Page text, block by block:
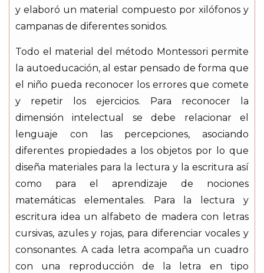
y elaboró un material compuesto por xilófonos y
campanas de diferentes sonidos.
Todo el material del método Montessori permite
la autoeducación, al estar pensado de forma que
el niño pueda reconocer los errores que comete
y repetir los ejercicios. Para reconocer la
dimensión intelectual se debe relacionar el
lenguaje con las percepciones, asociando
diferentes propiedades a los objetos por lo que
diseña materiales para la lectura y la escritura así
como para el aprendizaje de nociones
matemáticas elementales. Para la lectura y
escritura idea un alfabeto de madera con letras
cursivas, azules y rojas, para diferenciar vocales y
consonantes. A cada letra acompaña un cuadro
con una reproducción de la letra en tipo